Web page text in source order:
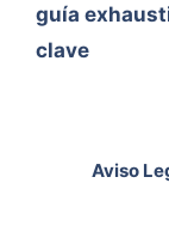
guía
clave
Aviso